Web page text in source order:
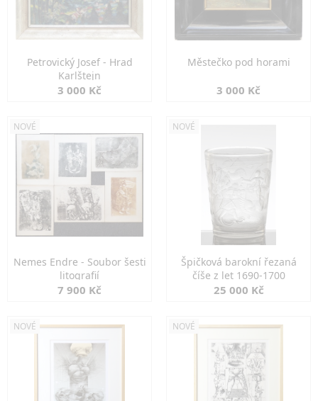
Petrovický Josef - Hrad
Karlštejn
3 000 Kč
Městečko pod horami
3 000 Kč
NOVÉ
Nemes Endre - Soubor šesti
litografií
7 900 Kč
NOVÉ
Špičková barokní řezaná
číše z let 1690-1700
25 000 Kč
NOVÉ NOVÉ